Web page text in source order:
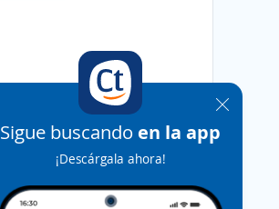
Sigue buscando en la app
¡Descárgala ahora!